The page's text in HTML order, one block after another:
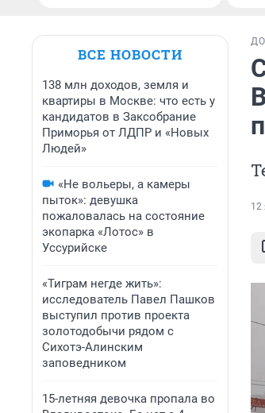
ВСЕ НОВОСТИ
138 млн доходов, земля и
квартиры в Москве: что есть у
кандидатов в Заксобрание
Приморья от ЛДПР и «Новых
Людей»
«Не вольеры, а камеры
пыток»: девушка
пожаловалась на состояние
экопарка «Лотос» в
Уссурийске
«Тиграм негде жить»:
исследователь Павел Пашков
выступил против проекта
золотодобычи рядом с
Сихотэ-Алинским
заповедником
15-летняя девочка пропала во
12